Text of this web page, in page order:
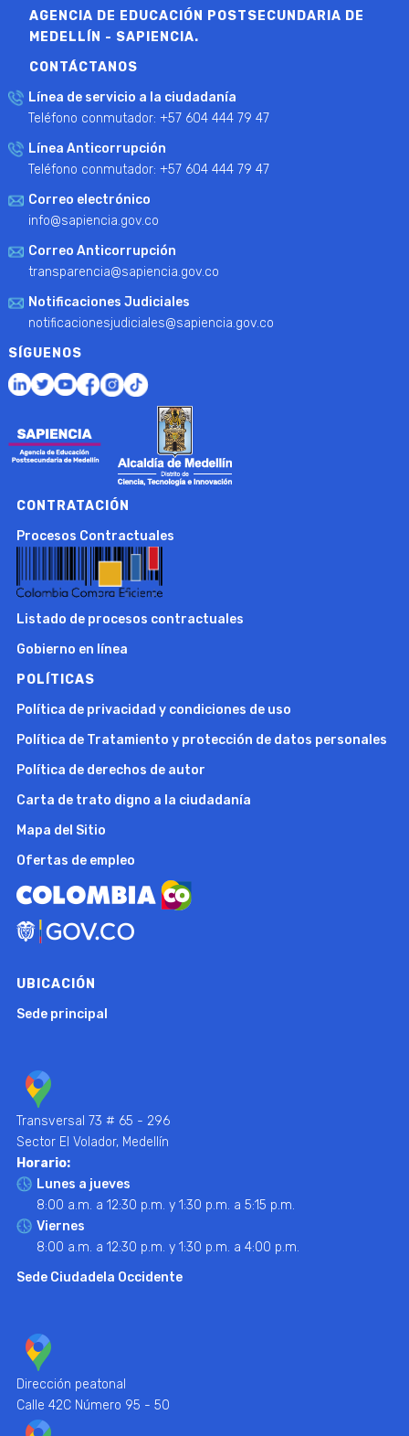
AGENCIA DE EDUCACIÓN POSTSECUNDARIA DE
MEDELLÍN - SAPIENCIA.
CONTÁCTANOS
Línea de servicio a la ciudadanía
Teléfono conmutador: +57 604 444 79 47
Línea Anticorrupción
Teléfono conmutador: +57 604 444 79 47
Correo electrónico
info@sapiencia.gov.co
Correo Anticorrupción
transparencia@sapiencia.gov.co
Notificaciones Judiciales
notificacionesjudiciales@sapiencia.gov.co
SÍGUENOS
CONTRATACIÓN
Procesos Contractuales
Listado de procesos contractuales
Gobierno en línea
POLÍTICAS
Política de privacidad y condiciones de uso
Política de Tratamiento y protección de datos personales
Política de derechos de autor
Carta de trato digno a la ciudadanía
Mapa del Sitio
Ofertas de empleo
UBICACIÓN
Sede principal
Transversal 73 # 65 - 296
Sector El Volador, Medellín
Horario:
Lunes a jueves
8:00 a.m. a 12:30 p.m. y 1:30 p.m. a 5:15 p.m.
Viernes
8:00 a.m. a 12:30 p.m. y 1:30 p.m. a 4:00 p.m.
Sede Ciudadela Occidente
Dirección peatonal
Calle 42C Número 95 - 50